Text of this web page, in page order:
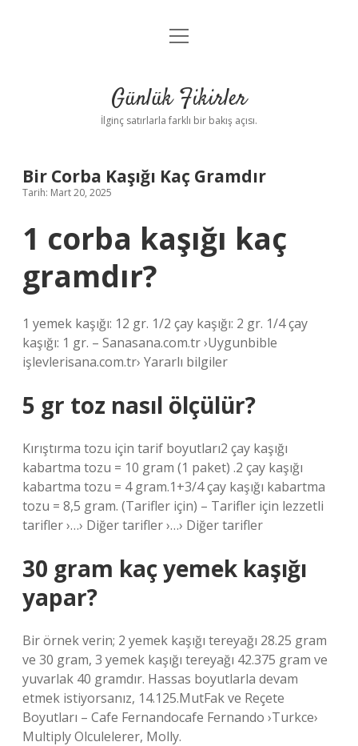
Anasayfa
Yasal Uyarı
menüyü
Günlük Fikirler
İlginç satırlarla farklı bir bakış açısı.
Bir Corba Kaşığı Kaç Gramdır
Tarih: Mart 20, 2025
1 corba kaşığı kaç
gramdır?
1 yemek kaşığı: 12 gr. 1/2 çay kaşığı: 2 gr. 1/4 çay
kaşığı: 1 gr. – Sanasana.com.tr ›Uygunbible
işlevlerisana.com.tr› Yararlı bilgiler
5 gr toz nasıl ölçülür?
Kırıştırma tozu için tarif boyutları2 çay kaşığı
kabartma tozu = 10 gram (1 paket) .2 çay kaşığı
kabartma tozu = 4 gram.1+3/4 çay kaşığı kabartma
tozu = 8,5 gram. (Tarifler için) – Tarifler için lezzetli
tarifler ›…› Diğer tarifler ›…› Diğer tarifler
30 gram kaç yemek kaşığı
yapar?
Bir örnek verin; 2 yemek kaşığı tereyağı 28.25 gram
ve 30 gram, 3 yemek kaşığı tereyağı 42.375 gram ve
yuvarlak 40 gramdır. Hassas boyutlarla devam
etmek istiyorsanız, 14.125.MutFak ve Reçete
Boyutları – Cafe Fernandocafe Fernando ›Turkce›
Multiply Olculelerer, Molly.